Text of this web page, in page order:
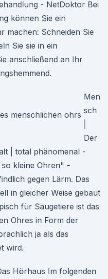
- NetDoktor Bei
können Sie ein
machen: Schneiden Sie
Sie sie in ein
anschließend an Ihr
Men
sch
Der
| total phänomenal -
kleine Ohren" -
gegen Lärm. Das
in gleicher Weise gebaut
für Säugetiere ist das
Ohres in Form der
ja als das
wird.
Hörhaus Im folgenden